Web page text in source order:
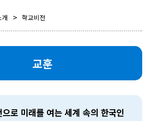
개 > 학교비전
교훈
로 미래를 여는 세계 속의 한국인